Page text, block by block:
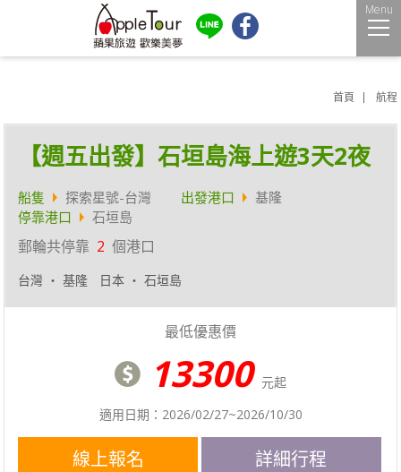
Menu
首頁 航程
【週五出發】石垣島海上遊3天2夜
船隻 探索星號-台灣 出發港口
基隆
停靠港口
石垣島
郵輪共停靠 2 個港口
台灣 ‧ 基隆 日本 ‧ 石垣島
最低優惠價
13300 元起
適用日期：2026/02/27~2026/10/30
線上報名 詳細行程